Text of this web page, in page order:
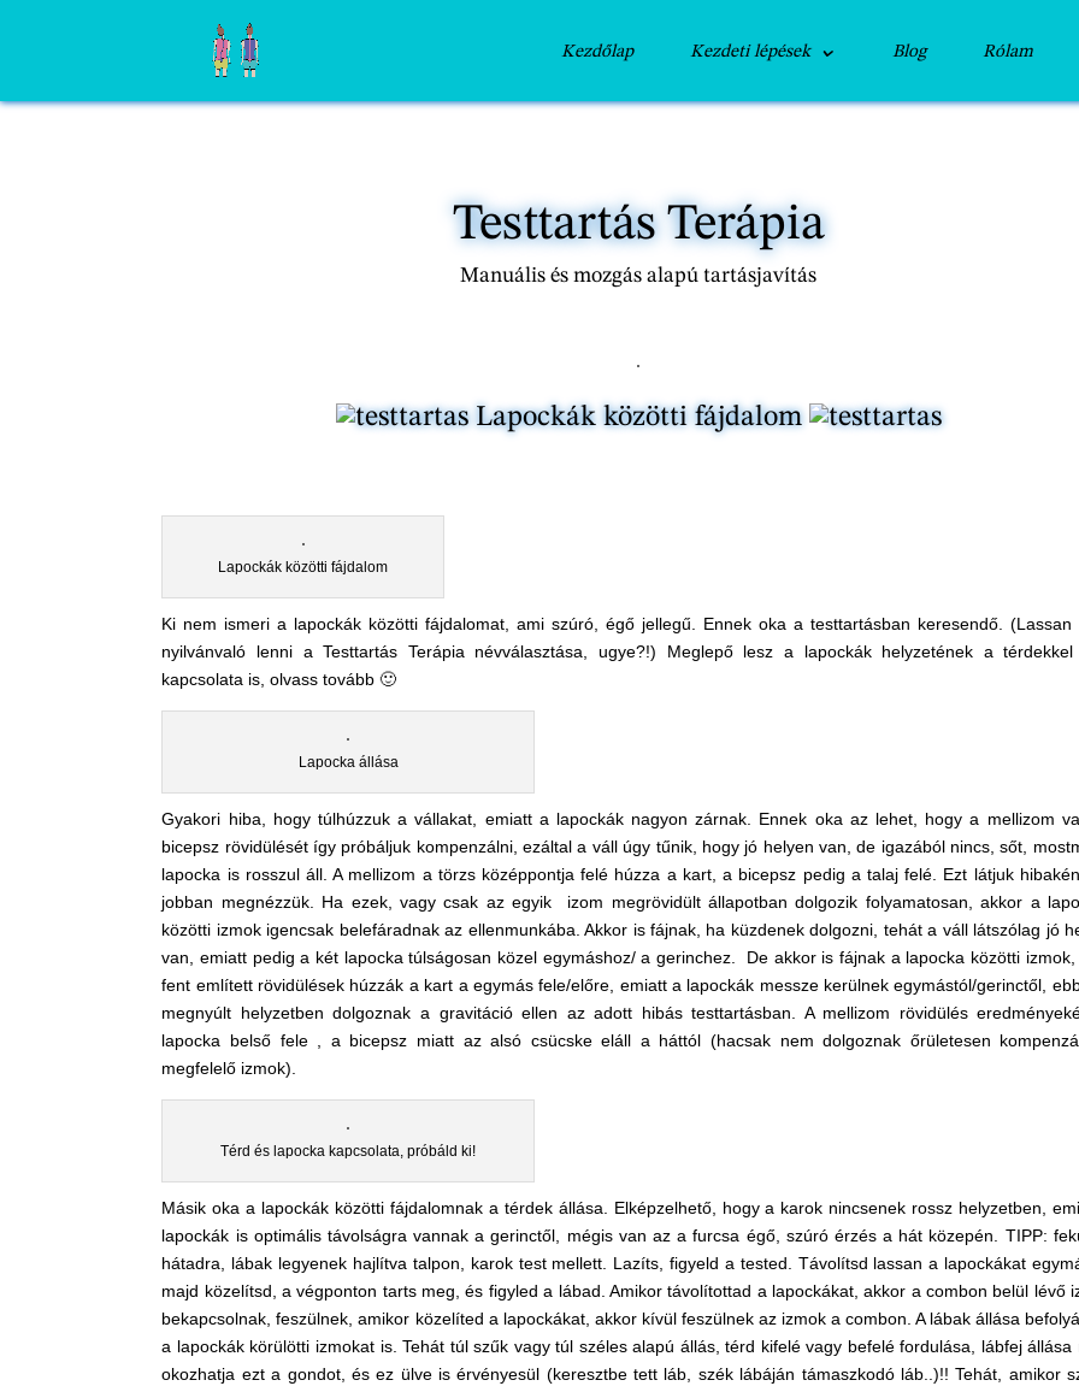
Kezdőlap Kezdeti lépések Blog Rólam
Testtartás Terápia
Manuális és mozgás alapú tartásjavítás
Lapockák közötti fájdalom
Lapockák közötti fájdalom
Ki nem ismeri a lapockák közötti fájdalomat, ami szúró, égő jellegű. Ennek oka a testtartásban keresendő. (Lassan
nyilvánvaló lenni a Testtartás Terápia névválasztása, ugye?!) Meglepő lesz a lapockák helyzetének a
kapcsolata is, olvass tovább 🙂
Lapocka állása
Gyakori hiba, hogy túlhúzzuk a vállakat, emiatt a lapockák nagyon zárnak. Ennek oka az lehet, hogy a mellizom
bicepsz rövidülését így próbáljuk kompenzálni, ezáltal a váll úgy tűnik, hogy jó helyen van, de igazából nincs, sőt,
lapocka is rosszul áll. A mellizom a törzs középpontja felé húzza a kart, a bicepsz pedig a talaj felé. Ezt látjuk
jobban megnézzük. Ha ezek, vagy csak az egyik izom megrövidült állapotban dolgozik folyamatosan, akkor a
közötti izmok igencsak belefáradnak az ellenmunkába. Akkor is fájnak, ha küzdenek dolgozni, tehát a váll látszólag jó
van, emiatt pedig a két lapocka túlságosan közel egymáshoz/ a gerinchez. De akkor is fájnak a lapocka közötti
fent említett rövidülések húzzák a kart a egymás fele/előre, emiatt a lapockák messze kerülnek egymástól/gerinctől,
megnyúlt helyzetben dolgoznak a gravitáció ellen az adott hibás testtartásban. A mellizom rövidülés
lapocka belső fele , a bicepsz miatt az alsó csücske eláll a háttól (hacsak nem dolgoznak őrületesen
megfelelő izmok).
Térd és lapocka kapcsolata, próbáld ki!
Másik oka a lapockák közötti fájdalomnak a térdek állása. Elképzelhető, hogy a karok nincsenek rossz helyzetben,
lapockák is optimális távolságra vannak a gerinctől, mégis van az a furcsa égő, szúró érzés a hát közepén. TIPP:
hátadra, lábak legyenek hajlítva talpon, karok test mellett. Lazíts, figyeld a tested. Távolítsd lassan a lapockákat
majd közelítsd, a végponton tarts meg, és figyled a lábad. Amikor távolítottad a lapockákat, akkor a combon belül lévő
bekapcsolnak, feszülnek, amikor közelíted a lapockákat, akkor kívül feszülnek az izmok a combon. A lábak állása
a lapockák körülötti izmokat is. Tehát túl szűk vagy túl széles alapú állás, térd kifelé vagy befelé fordulása, lábfej állása
okozhatja ezt a gondot, és ez ülve is érvényesül (keresztbe tett láb, szék lábáján támaszkodó láb..)!! Tehát, amikor